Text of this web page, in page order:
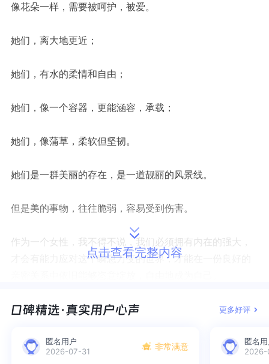
像花朵一样，需要被呵护，被爱。
她们，离大地更近；
她们，有水的柔情和自由；
她们，像一个容器，更能涵容，承载；
她们，像蒲草，柔软但坚韧。
她们是一群美丽的存在，是一道靓丽的风景线。
但是美的事物，往往脆弱，容易受到伤害。
作为一个女性，我不得不说，我们必须拥有内在的强大，
才会有能力应对这个瞬息万变的世界，才能在一份良好的
而在女性的观念里，常常有一些认知是过于主观的，是和
点击查看完整内容
更多好评
匿名用户
2026-07-31
非常满意
匿名
2026-